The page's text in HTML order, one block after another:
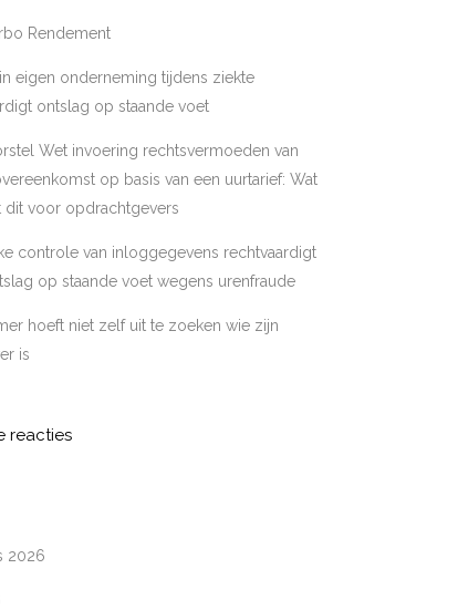
Rendement
eigen onderneming tijdens ziekte
ontslag op staande voet
Wet invoering rechtsvermoeden van
op basis van een uurtarief: Wat
dit voor opdrachtgevers
controle van inloggegevens rechtvaardigt
op staande voet wegens urenfraude
hoeft niet zelf uit te zoeken wie zijn
is
reacties
2026